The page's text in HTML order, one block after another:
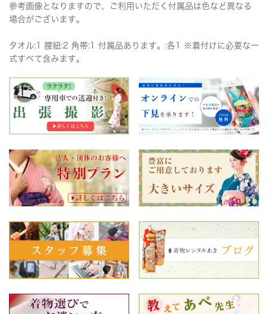
参考画像となりますので、ご利用いただく付属品は色など異なる
場合がございます。
タオル:1 腰紐:2 角帯:1 付属品あります。:各1 ※着付けに必要な一
式すべて含みます。